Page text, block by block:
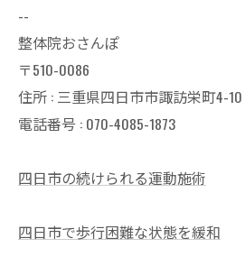
--
整体院おさんぽ
〒510-0086
住所 : 三重県四日市市諏訪栄町4-
電話番号 : 070-4085-1873
四日市の続けられる運動施術
四日市で歩行困難な状態を緩和